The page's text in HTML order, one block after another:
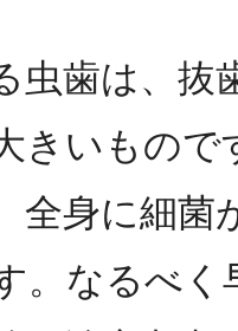
虫歯は、抜
きいもので
全身に細菌
。なるべく